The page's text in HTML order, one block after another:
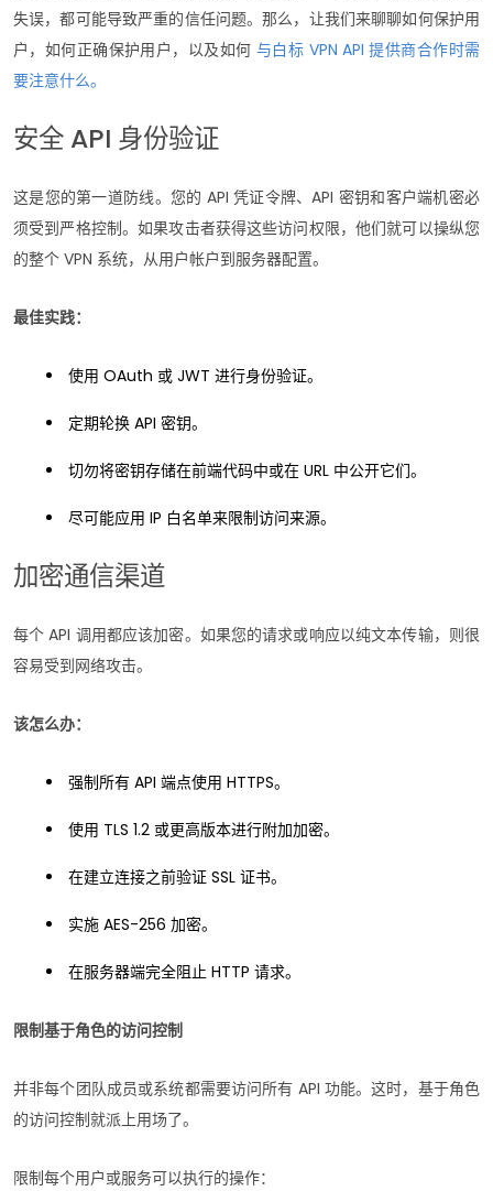
失误，都可能导致严重的信任问题。那么，让我们来聊聊如何保护用
户，如何正确保护用户，以及如何 与白标 VPN API 提供商合作时需
要注意什么。
安全 API 身份验证
这是您的第一道防线。您的 API 凭证令牌、API 密钥和客户端机密必
须受到严格控制。如果攻击者获得这些访问权限，他们就可以操纵您
的整个 VPN 系统，从用户帐户到服务器配置。
最佳实践：
使用 OAuth 或 JWT 进行身份验证。
定期轮换 API 密钥。
切勿将密钥存储在前端代码中或在 URL 中公开它们。
尽可能应用 IP 白名单来限制访问来源。
加密通信渠道
每个 API 调用都应该加密。如果您的请求或响应以纯文本传输，则很
容易受到网络攻击。
该怎么办：
强制所有 API 端点使用 HTTPS。
使用 TLS 1.2 或更高版本进行附加加密。
在建立连接之前验证 SSL 证书。
实施 AES-256 加密。
在服务器端完全阻止 HTTP 请求。
限制基于角色的访问控制
并非每个团队成员或系统都需要访问所有 API 功能。这时，基于角色
的访问控制就派上用场了。
限制每个用户或服务可以执行的操作：